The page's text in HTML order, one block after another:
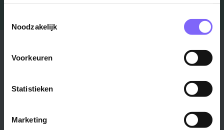
Noodzakelijk
Voorkeuren
Statistieken
Marketing
Weert ›